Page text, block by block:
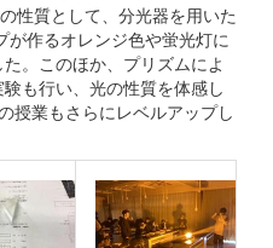
性質として、分光器を用いた
作るオレンジ色や蛍光灯に
。このほか、プリズムによ
も行い、光の性質を体感し
授業もさらにレベルアップし